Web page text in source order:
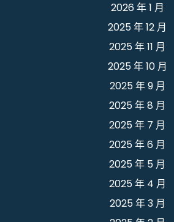
2026 年 1 月
2025 年 12 月
2025 年 11 月
2025 年 10 月
2025 年 9 月
2025 年 8 月
2025 年 7 月
2025 年 6 月
2025 年 5 月
2025 年 4 月
2025 年 3 月